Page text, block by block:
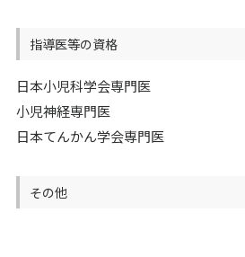
指導医等の資格
日本小児科学会専門医
小児神経専門医
日本てんかん学会専門医
その他